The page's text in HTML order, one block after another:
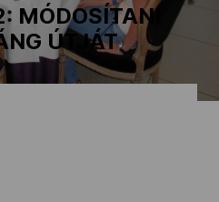
MÓDOSÍTANI
ÚTJÁT